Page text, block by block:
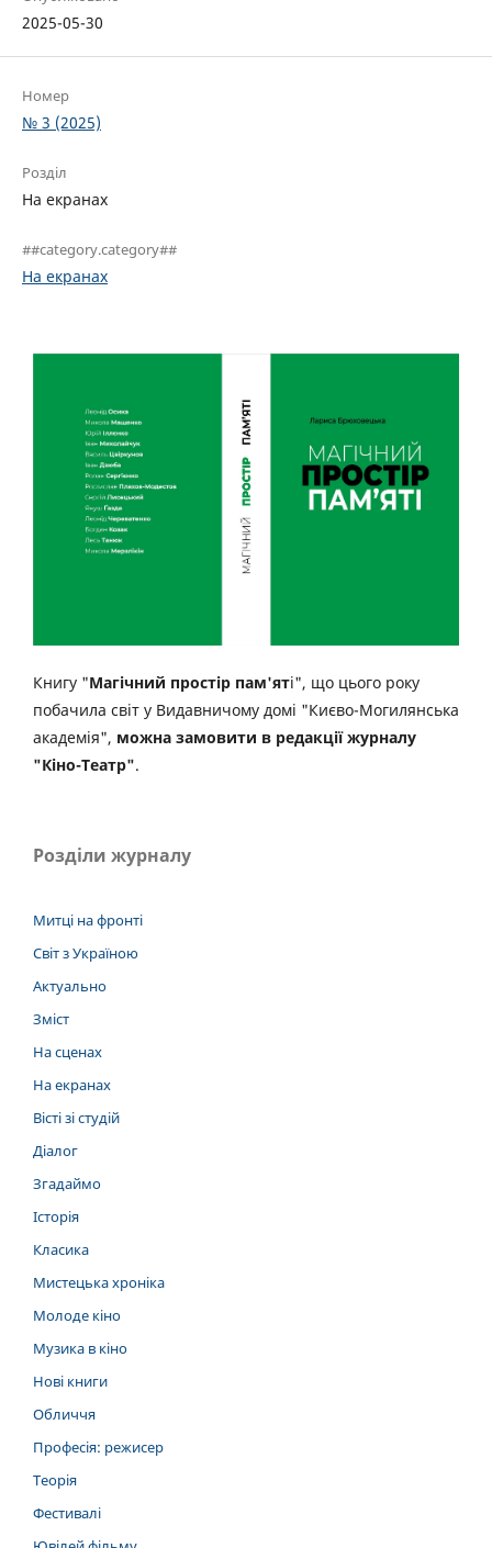
2025-05-30
Номер
№ 3 (2025)
Розділ
На екранах
##category.category##
На екранах
Книгу "Магічний простір пам'яті", що цього року
побачила світ у Видавничому домі "Києво-Могилянська
академія", можна замовити в редакції журналу
"Кіно-Театр".
Розділи журналу
Митці на фронті
Світ з Україною
Актуально
Зміст
На сценах
На екранах
Вісті зі студій
Діалог
Згадаймо
Історія
Класика
Мистецька хроніка
Молоде кіно
Музика в кіно
Нові книги
Обличчя
Професія: режисер
Теорія
Фестивалі